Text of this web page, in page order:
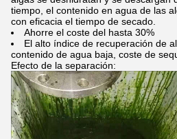
tiempo, el contenido en agua de las
con eficacia el tiempo de secado.
Ahorre el coste del hasta 30%
El alto índice de recuperación de
contenido de agua baja, coste de
Efecto de la separación: